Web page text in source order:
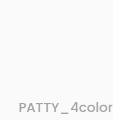
PATTY_4color